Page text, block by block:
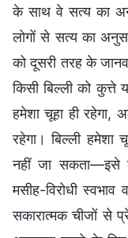
के साथ वे सत्य का
लोगों से सत्य का
को दूसरी तरह के
किसी बिल्ली को
हमेशा चूहा ही रहेगा,
रहेगा। बिल्ली
नहीं जा सकता—इसे
मसीह-विरोधी
सकारात्मक चीजों से